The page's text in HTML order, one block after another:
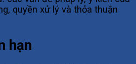
quyền xử lý và thỏa thuận
hạn